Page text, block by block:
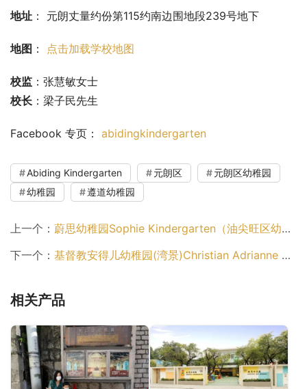
地址 ： 元朗丈量约份第115约南边围地段239号地下
地图 ： 点击加载学校地图
校监 ：张慧敏女士
校长 ：梁子民先生
Facebook 专页： abidingkindergarten
Abiding Kindergarten 元朗区
元朗区幼稚园
幼稚园
遵道幼稚园
上一个： 蔚思幼稚园Sophie Kindergarten（油尖旺区幼稚园）
下一个： 基督教安得儿幼稚园(湾景)Christian Adrianne Kindergarten (Bayview)（荃湾区幼稚园）
相关产品